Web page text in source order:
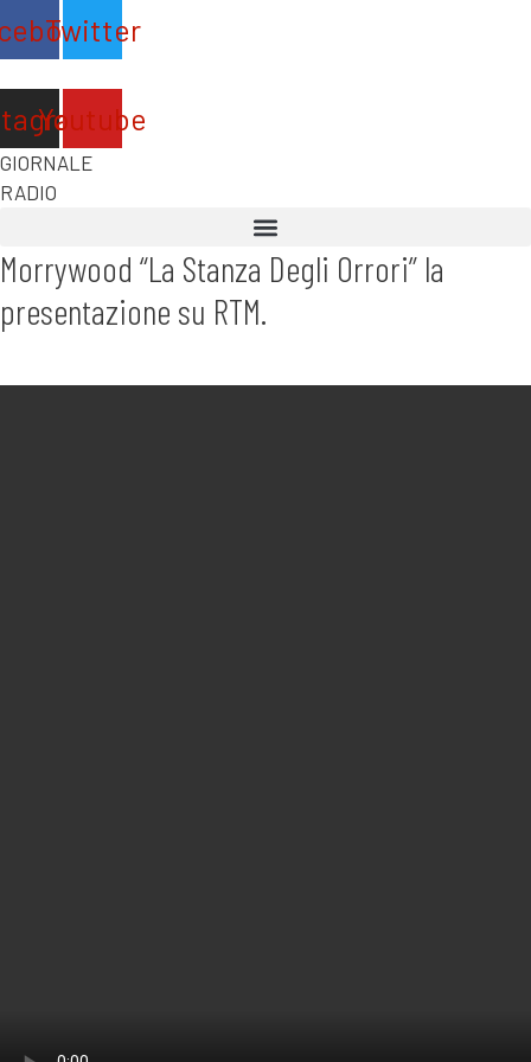
al
Twitter
Youtube
GIORNALE
RADIO
Morrywood “La Stanza Degli Orrori” la
presentazione su RTM.